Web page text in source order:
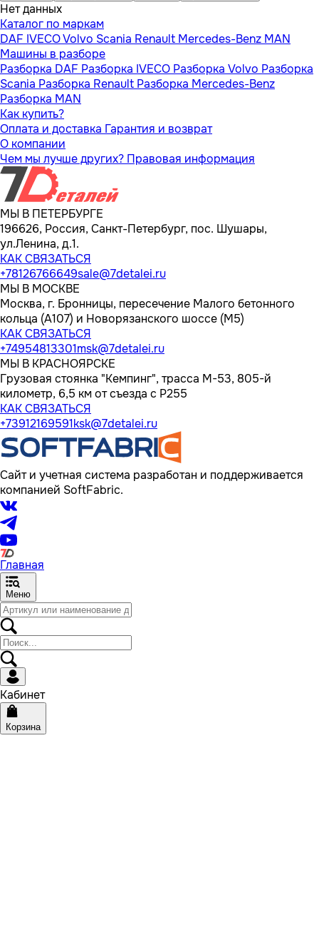
Нет данных
Каталог по маркам
DAF IVECOVolvo Scania Renault Mercedes-Benz MAN
Машины в разборе
Разборка DAF Разборка IVECO Разборка Volvo Разборка
Scania Разборка Renault Разборка Mercedes-Benz
Разборка MAN
Как купить?
Оплата и доставка Гарантия и возврат
О компании
Чем мы лучше других? Правовая информация
МЫ В ПЕТЕРБУРГЕ
196626, Россия, Санкт-Петербург, пос. Шушары,
ул.Ленина, д.1.
КАК СВЯЗАТЬСЯ
+78126766649sale@7detalei.ru
МЫ В МОСКВЕ
Москва, г. Бронницы, пересечение Малого бетонного
кольца (А107) и Новорязанского шоссе (М5)
КАК СВЯЗАТЬСЯ
+74954813301msk@7detalei.ru
МЫ В КРАСНОЯРСКЕ
Грузовая стоянка "Кемпинг", трасса M-53, 805-й
километр, 6,5 км от съезда с Р255
КАК СВЯЗАТЬСЯ
+73912169591ksk@7detalei.ru
Сайт и учетная система разработан и поддерживается
компанией SoftFabric.
Главная
Меню
Кабинет
Корзина